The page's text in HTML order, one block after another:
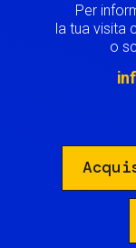
Per
la tua visita
o